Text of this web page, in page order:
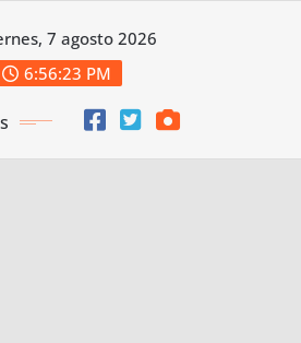
7 agosto 2026
6:56:24 PM